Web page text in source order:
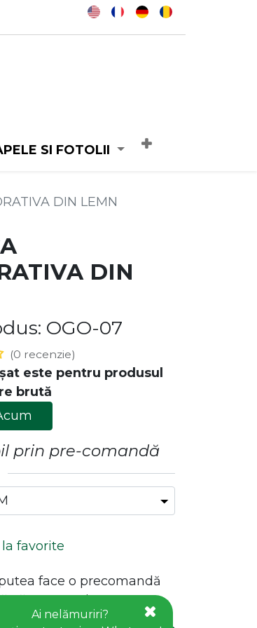
SI FOTOLII
DIN LEMN
DIN
OGO-07
(0 recenzie)
este pentru produsul
brută
prin pre-comandă
favorite
face o precomandă
vă conectați!
legătura cu noi!
Ai nelămuriri?